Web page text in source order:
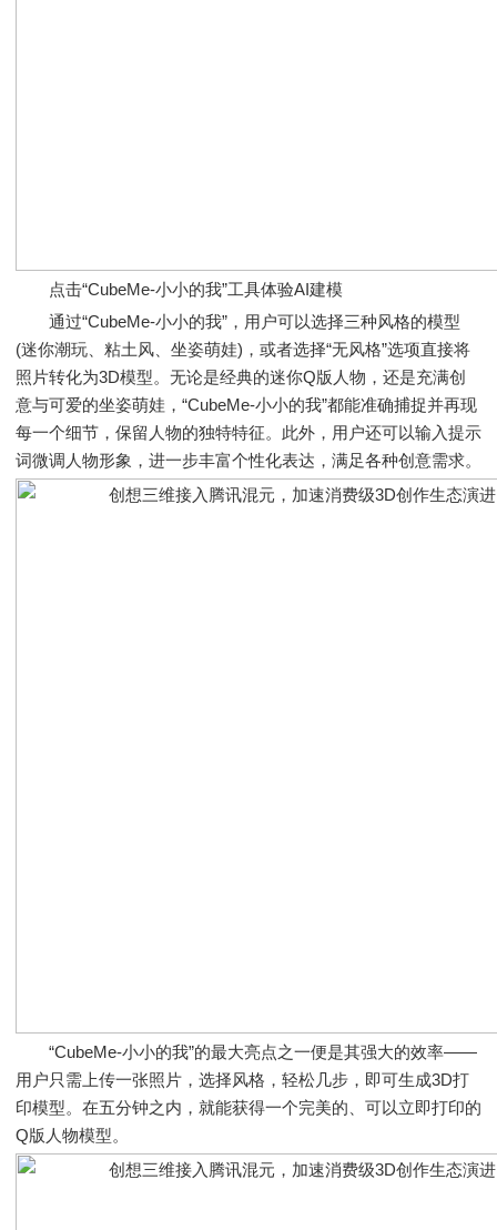
点击“CubeMe-小小的我”工具体验AI建模
通过“CubeMe-小小的我”，用户可以选择三种风格的模型
(迷你潮玩、粘土风、坐姿萌娃)，或者选择“无风格”选项直接将
照片转化为3D模型。无论是经典的迷你Q版人物，还是充满创
意与可爱的坐姿萌娃，“CubeMe-小小的我”都能准确捕捉并再现
每一个细节，保留人物的独特特征。此外，用户还可以输入提示
词微调人物形象，进一步丰富个性化表达，满足各种创意需求。
“CubeMe-小小的我”的最大亮点之一便是其强大的效率——
用户只需上传一张照片，选择风格，轻松几步，即可生成3D打
印模型。在五分钟之内，就能获得一个完美的、可以立即打印的
Q版人物模型。